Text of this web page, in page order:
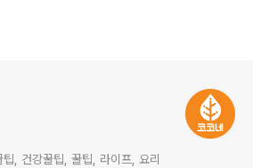
, 건강꿀팁, 꿀팁, 라이프, 요리